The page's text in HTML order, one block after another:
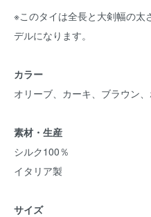
※このタイは全長と大剣幅の太
デルになります。
カラー
オリーブ、カーキ、ブラウン
素材・生産
シルク100％
イタリア製
サイズ